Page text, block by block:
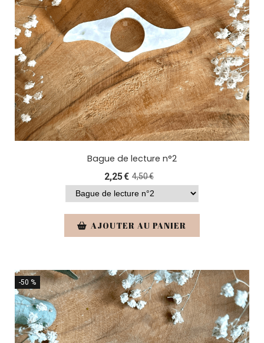
Bague de lecture n°2
2,25€ 4,50€
AJOUTER AU PANIER
-50 %